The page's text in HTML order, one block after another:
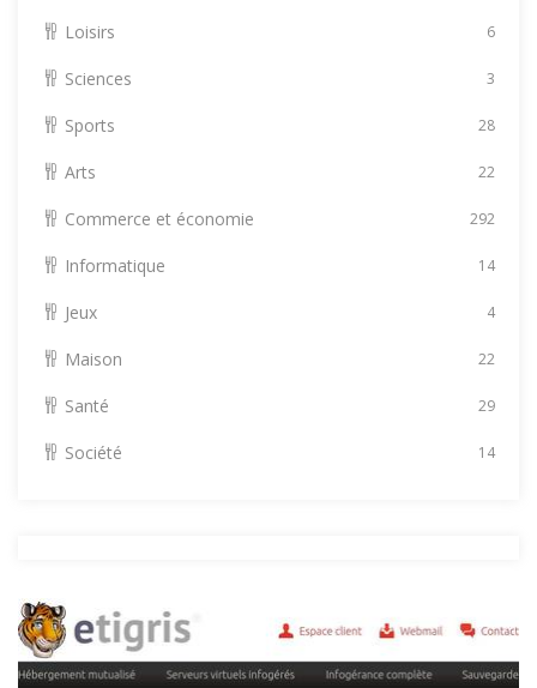
Loisirs 6
Sciences 3
Sports 28
Arts 22
Commerce et économie 292
Informatique 14
Jeux 4
Maison 22
Santé 29
Société 14